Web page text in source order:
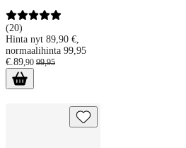
(20)
Hinta nyt 89,90 €,
normaalihinta 99,95
€.89,90 99,95
Bluecloud USB-A -hubi ja gigabit